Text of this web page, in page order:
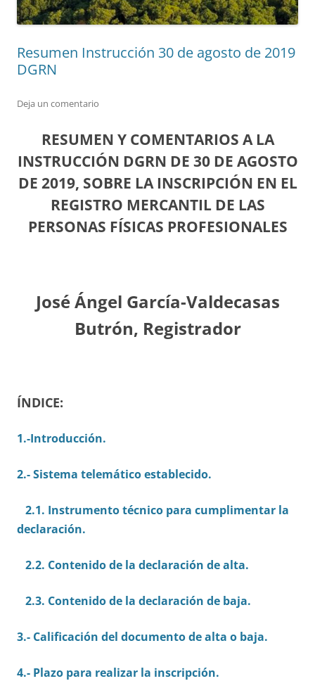
Resumen Instrucción 30 de agosto de 2019
DGRN
Deja un comentario
RESUMEN Y COMENTARIOS A LA
INSTRUCCIÓN DGRN DE 30 DE AGOSTO
DE 2019, SOBRE LA INSCRIPCIÓN EN EL
REGISTRO MERCANTIL DE LAS
PERSONAS FÍSICAS PROFESIONALES
José Ángel García-Valdecasas
Butrón, Registrador
ÍNDICE:
1.-Introducción.
2.- Sistema telemático establecido.
2.1. Instrumento técnico para cumplimentar la
declaración.
2.2. Contenido de la declaración de alta.
2.3. Contenido de la declaración de baja.
3.- Calificación del documento de alta o baja.
4.- Plazo para realizar la inscripción.